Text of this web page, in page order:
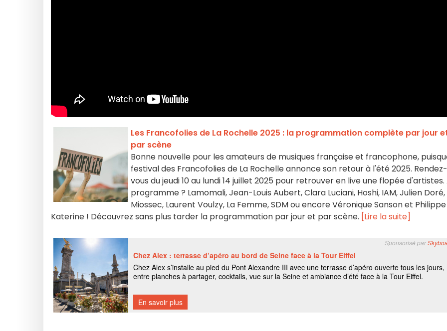
Les Francofolies de La Rochelle 2025 : la programmation complète par jour
par scène
Bonne nouvelle pour les amateurs de musiques française et francophone,
festival des Francofolies de La Rochelle annonce son retour à l'été 2025. Rendez-
vous du jeudi 10 au lundi 14 juillet 2025 pour retrouver en live une flopée d'artistes.
programme ? Lamomali, Jean-Louis Aubert, Clara Luciani, Hoshi, IAM, Julien Doré,
Miossec, Laurent Voulzy, La Femme, SDM ou encore Véronique Sanson et Philippe
Katerine ! Découvrez sans plus tarder la programmation par jour et par scène. [Lire la suite]